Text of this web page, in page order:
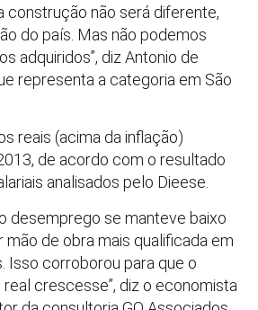
construção não será diferente,
do país. Mas não podemos
adquiridos”, diz Antonio de
representa a categoria em São
reais (acima da inflação)
de acordo com o resultado
analisados pelo Dieese.
desemprego se manteve baixo
mão de obra mais qualificada em
Isso corroborou para que o
crescesse”, diz o economista